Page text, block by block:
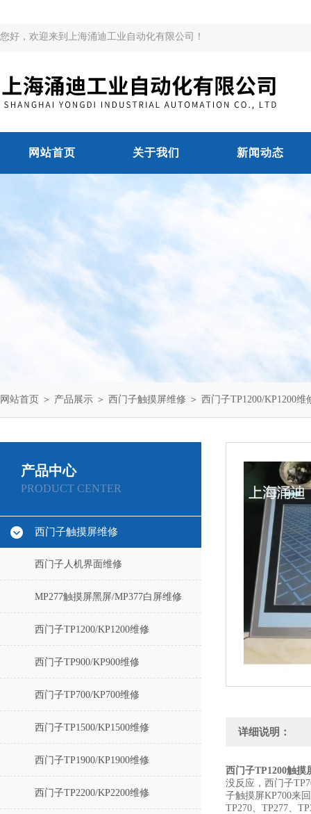
您好，欢迎来到上海涌迪工业自动化有限公司！
网站首页 关于我们 新闻动态
网站首页 ＞ 产品展示 ＞ 西门子触摸屏维修 ＞ 西门子TP1200/KP1200维
产品中心
PRODUCT CENTER
西门子触摸屏维修
西门子人机界面维修
MP277触摸屏黑屏/MP377白屏维修
西门子TP1200/KP1200维修
西门子TP900/KP900维修
西门子TP700/KP700维修
西门子TP1500/KP1500维修
西门子TP1900/KP1900维修
西门子TP2200/KP2200维修
详细说明：
西门子TP1200触
没反应，西门子
子触摸屏KP700来
TP270、TP277、